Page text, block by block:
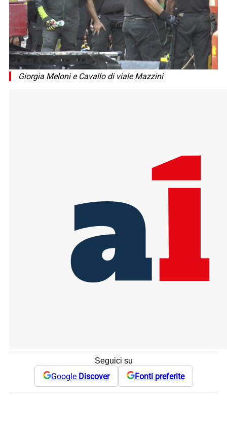
Giorgia Meloni e Cavallo di viale Mazzini
Seguici su
Google Discover Fonti preferite